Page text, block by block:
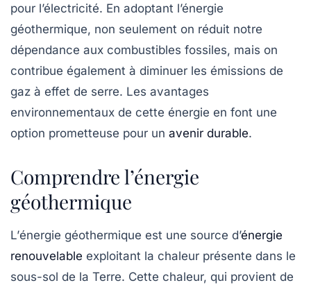
pour l’électricité. En adoptant l’énergie
géothermique, non seulement on réduit notre
dépendance aux combustibles fossiles, mais on
contribue également à diminuer les émissions de
gaz à effet de serre. Les avantages
environnementaux de cette énergie en font une
option prometteuse pour un avenir durable.
Comprendre l’énergie
géothermique
L’énergie géothermique est une source d’énergie
renouvelable exploitant la chaleur présente dans le
sous-sol de la Terre. Cette chaleur, qui provient de